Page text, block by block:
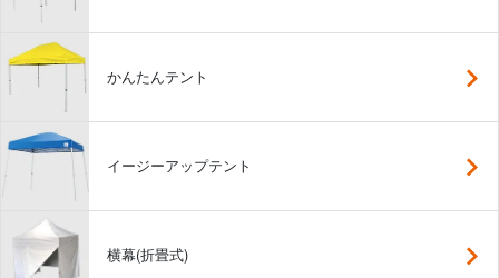
かんたんテント
イージーアップテント
横幕(折畳式)